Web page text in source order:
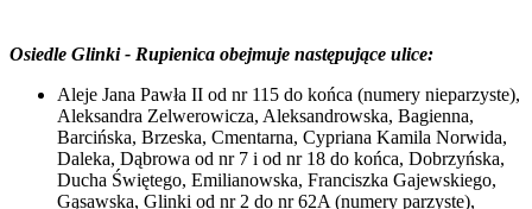
Osiedle Glinki - Rupienica obejmuje następujące ulice:
Aleje Jana Pawła II od nr 115 do końca (numery nieparzyste),
Aleksandra Zelwerowicza, Aleksandrowska, Bagienna,
Barcińska, Brzeska, Cmentarna, Cypriana Kamila Norwida,
Daleka, Dąbrowa od nr 7 i od nr 18 do końca, Dobrzyńska,
Ducha Świętego, Emilianowska, Franciszka Gajewskiego,
Gąsawska, Glinki od nr 2 do nr 62A (numery parzyste),